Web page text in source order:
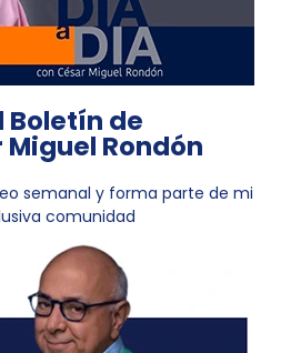
Boletín de
Miguel Rondón
semanal y forma parte de mi
comunidad